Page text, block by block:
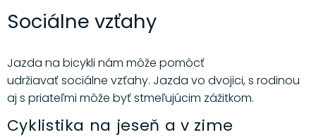
Sociálne vzťahy
Jazda na bicykli nám môže pomôcť
udržiavať sociálne vzťahy. Jazda vo dvojici, s rodinou
aj s priateľmi môže byť stmeľujúcim zážitkom.
Cyklistika na jeseň a v zime